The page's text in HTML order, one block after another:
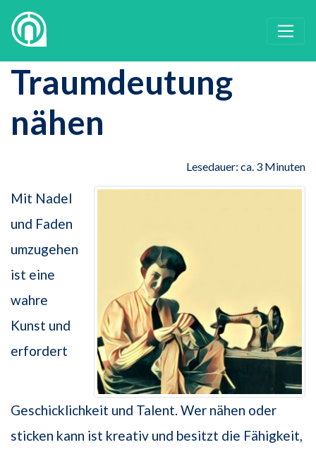
Traumdeutung
nähen
Lesedauer: ca. 3 Minuten
Mit Nadel
und Faden
umzugehen
ist eine
wahre
Kunst und
erfordert
Geschicklichkeit und Talent. Wer nähen oder
sticken kann ist kreativ und besitzt die Fähigkeit,